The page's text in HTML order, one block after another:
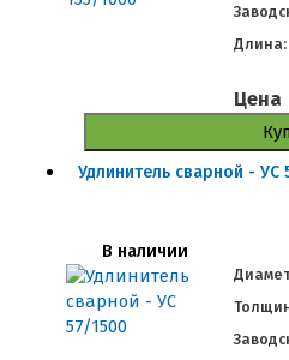
Длина:
Цена
Удлинитель сварной - УС
В наличии